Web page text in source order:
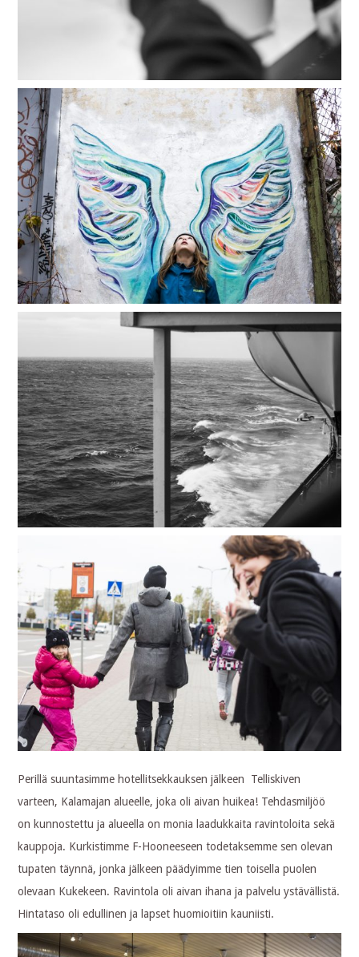
Perillä suuntasimme hotellitsekkauksen jälkeen Telliskiven
varteen, Kalamajan alueelle, joka oli aivan huikea! Tehdasmiljöö
on kunnostettu ja alueella on monia laadukkaita ravintoloita sekä
kauppoja. Kurkistimme F-Hooneeseen todetaksemme sen olevan
tupaten täynnä, jonka jälkeen päädyimme tien toisella puolen
olevaan Kukekeen. Ravintola oli aivan ihana ja palvelu ystävällistä.
Hintataso oli edullinen ja lapset huomioitiin kauniisti.